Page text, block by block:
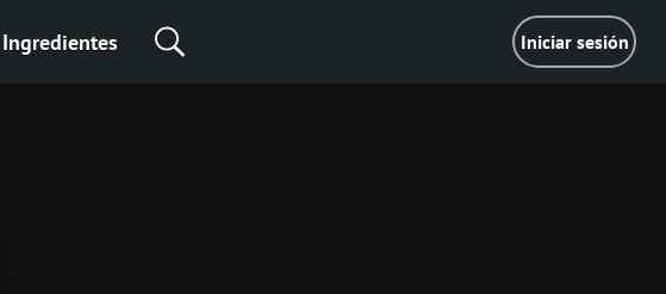
Ingredientes Iniciar sesión